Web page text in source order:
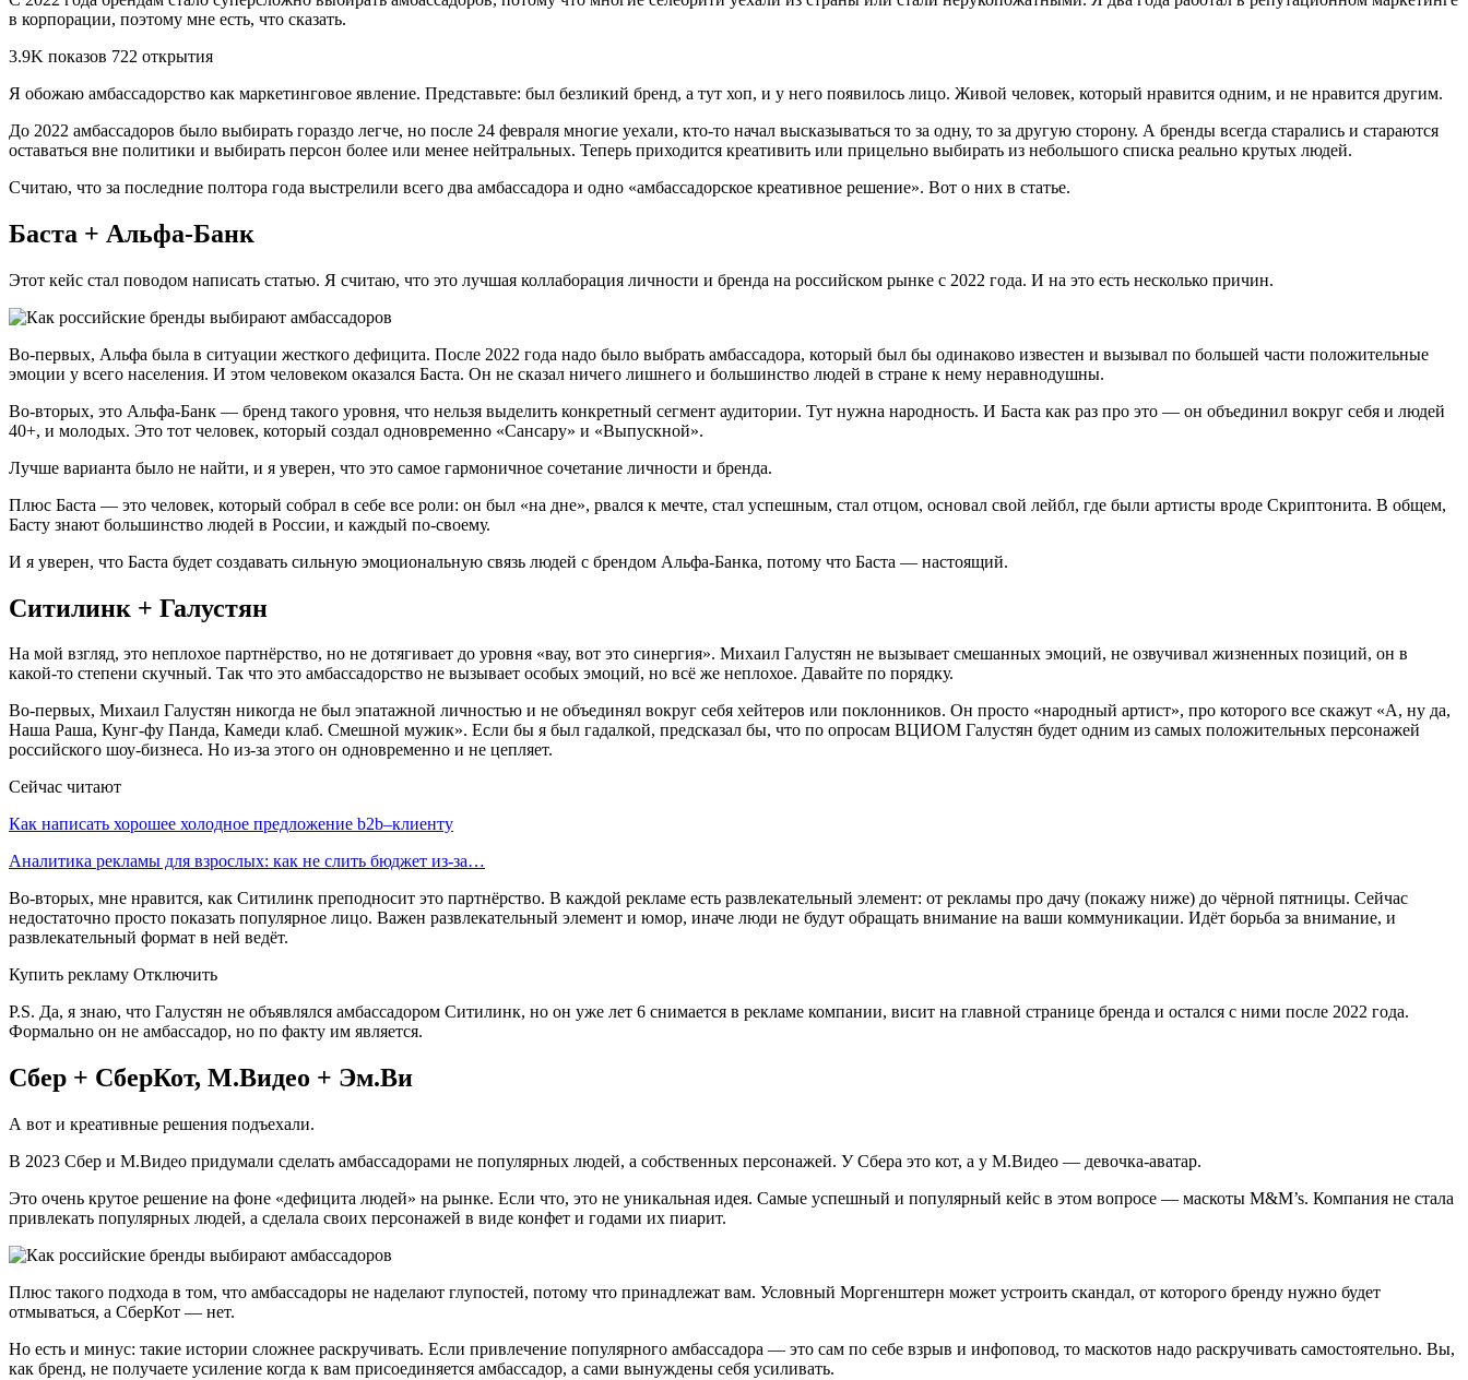
в корпорации, поэтому мне есть, что сказать.
3.9K показов 722 открытия
Я обожаю амбассадорство как маркетинговое явление. Представьте: был безликий бренд, а тут хоп, и у него появилось лицо. Живой человек, который нравится одним, и не нравится другим.
До 2022 амбассадоров было выбирать гораздо легче, но после 24 февраля многие уехали, кто-то начал высказываться то за одну, то за другую сторону. А бренды всегда старались и стараются
оставаться вне политики и выбирать персон более или менее нейтральных. Теперь приходится креативить или прицельно выбирать из небольшого списка реально крутых людей.
Считаю, что за последние полтора года выстрелили всего два амбассадора и одно «амбассадорское креативное решение». Вот о них в статье.
Баста + Альфа-Банк
Этот кейс стал поводом написать статью. Я считаю, что это лучшая коллаборация личности и бренда на российском рынке с 2022 года. И на это есть несколько причин.
Во-первых, Альфа была в ситуации жесткого дефицита. После 2022 года надо было выбрать амбассадора, который был бы одинаково известен и вызывал по большей части положительные
эмоции у всего населения. И этом человеком оказался Баста. Он не сказал ничего лишнего и большинство людей в стране к нему неравнодушны.
Во-вторых, это Альфа-Банк — бренд такого уровня, что нельзя выделить конкретный сегмент аудитории. Тут нужна народность. И Баста как раз про это — он объединил вокруг себя и людей
40+, и молодых. Это тот человек, который создал одновременно «Сансару» и «Выпускной».
Лучше варианта было не найти, и я уверен, что это самое гармоничное сочетание личности и бренда.
Плюс Баста — это человек, который собрал в себе все роли: он был «на дне», рвался к мечте, стал успешным, стал отцом, основал свой лейбл, где были артисты вроде Скриптонита. В общем,
Басту знают большинство людей в России, и каждый по-своему.
И я уверен, что Баста будет создавать сильную эмоциональную связь людей с брендом Альфа-Банка, потому что Баста — настоящий.
Ситилинк + Галустян
На мой взгляд, это неплохое партнёрство, но не дотягивает до уровня «вау, вот это синергия». Михаил Галустян не вызывает смешанных эмоций, не озвучивал жизненных позиций, он в
какой-то степени скучный. Так что это амбассадорство не вызывает особых эмоций, но всё же неплохое. Давайте по порядку.
Во-первых, Михаил Галустян никогда не был эпатажной личностью и не объединял вокруг себя хейтеров или поклонников. Он просто «народный артист», про которого все скажут «А, ну да,
Наша Раша, Кунг-фу Панда, Камеди клаб. Смешной мужик». Если бы я был гадалкой, предсказал бы, что по опросам ВЦИОМ Галустян будет одним из самых положительных персонажей
российского шоу-бизнеса. Но из-за этого он одновременно и не цепляет.
Сейчас читают
Как написать хорошее холодное предложение b2b–клиенту
Аналитика рекламы для взрослых: как не слить бюджет из-за…
Во-вторых, мне нравится, как Ситилинк преподносит это партнёрство. В каждой рекламе есть развлекательный элемент: от рекламы про дачу (покажу ниже) до чёрной пятницы. Сейчас
недостаточно просто показать популярное лицо. Важен развлекательный элемент и юмор, иначе люди не будут обращать внимание на ваши коммуникации. Идёт борьба за внимание, и
развлекательный формат в ней ведёт.
Купить рекламу Отключить
P.S. Да, я знаю, что Галустян не объявлялся амбассадором Ситилинк, но он уже лет 6 снимается в рекламе компании, висит на главной странице бренда и остался с ними после 2022 года.
Формально он не амбассадор, но по факту им является.
Сбер + СберКот, М.Видео + Эм.Ви
А вот и креативные решения подъехали.
В 2023 Сбер и М.Видео придумали сделать амбассадорами не популярных людей, а собственных персонажей. У Сбера это кот, а у М.Видео — девочка-аватар.
Это очень крутое решение на фоне «дефицита людей» на рынке. Если что, это не уникальная идея. Самые успешный и популярный кейс в этом вопросе — маскоты M&M’s. Компания не стала
привлекать популярных людей, а сделала своих персонажей в виде конфет и годами их пиарит.
Плюс такого подхода в том, что амбассадоры не наделают глупостей, потому что принадлежат вам. Условный Моргенштерн может устроить скандал, от которого бренду нужно будет
отмываться, а СберКот — нет.
Но есть и минус: такие истории сложнее раскручивать. Если привлечение популярного амбассадора — это сам по себе взрыв и инфоповод, то маскотов надо раскручивать самостоятельно. Вы,
как бренд, не получаете усиление когда к вам присоединяется амбассадор, а сами вынуждены себя усиливать.